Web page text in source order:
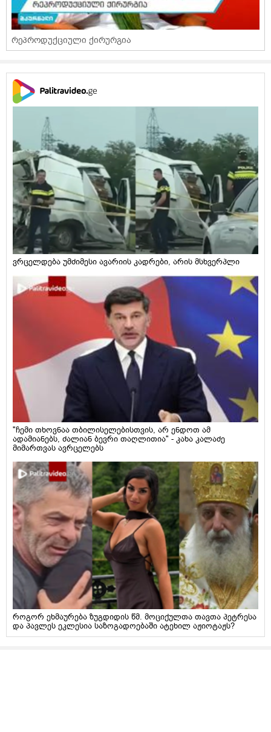
რეპროდუქციული ქირურგია
ვრცელდება უმძიმესი ავარიის კადრები, არის მსხვერპლი
"ჩემი თხოვნაა თბილისელებისთვის, არ ენდოთ ამ
ადამიანებს, ძალიან ბევრი თაღლითია" - კახა კალაძე
მიმართვას ავრცელებს
როგორ ეხმაურება ზუგდიდის წმ. მოციქულთა თავთა პეტრესა
და პავლეს ეკლესია საზოგადოებაში ატეხილ აჟიოტაჟს?